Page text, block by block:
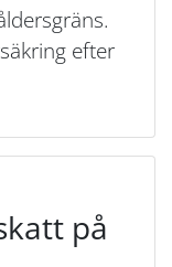
efter
på